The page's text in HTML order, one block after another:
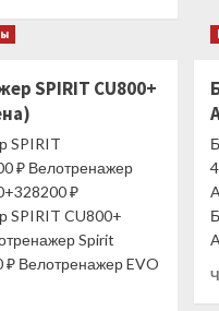
SPIRIT CU800+
SPIRIT
₽ Велотренажер
₽
SPIRIT CU800+
Spirit
₽ Велотренажер EVO